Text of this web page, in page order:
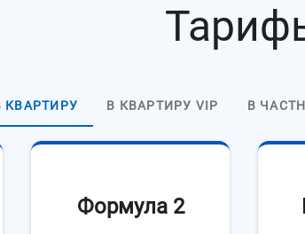
КВАРТИРУ В КВАРТИРУ VIP В
Формула 2